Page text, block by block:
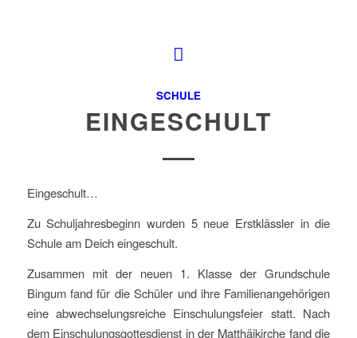
SCHULE
EINGESCHULT
Eingeschult…
Zu Schuljahresbeginn wurden 5 neue Erstklässler in die
Schule am Deich eingeschult.
Zusammen mit der neuen 1. Klasse der Grundschule
Bingum fand für die Schüler und ihre Familienangehörigen
eine abwechselungsreiche Einschulungsfeier statt. Nach
dem Einschulungsgottesdienst in der Matthäikirche fand die